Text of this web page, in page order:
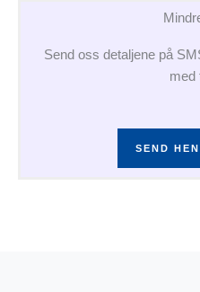
Send oss detaljene på
med
SEND